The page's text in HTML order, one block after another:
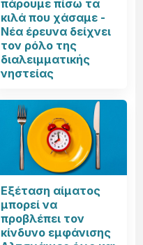
πάρουμε πίσω τα
κιλά που χάσαμε -
Νέα έρευνα δείχνει
τον ρόλο της
διαλειμματικής
νηστείας
Εξέταση αίματος
μπορεί να
προβλέπει τον
κίνδυνο εμφάνισης